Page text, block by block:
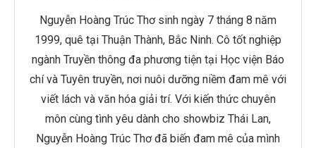
Nguyễn Hoàng Trúc Thơ sinh ngày 7 tháng 8 năm
1999, quê tại Thuận Thành, Bắc Ninh. Cô tốt nghiệp
ngành Truyền thông đa phương tiện tại Học viện Báo
chí và Tuyên truyền, nơi nuôi dưỡng niềm đam mê với
viết lách và văn hóa giải trí. Với kiến thức chuyên
môn cùng tình yêu dành cho showbiz Thái Lan,
Nguyễn Hoàng Trúc Thơ đã biến đam mê của mình